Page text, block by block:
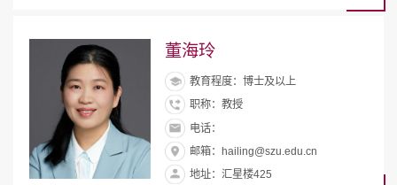
董海玲
教育程度：博士及以上
职称：教授
电话：
邮箱：hailing@szu.edu.cn
地址：汇星楼425